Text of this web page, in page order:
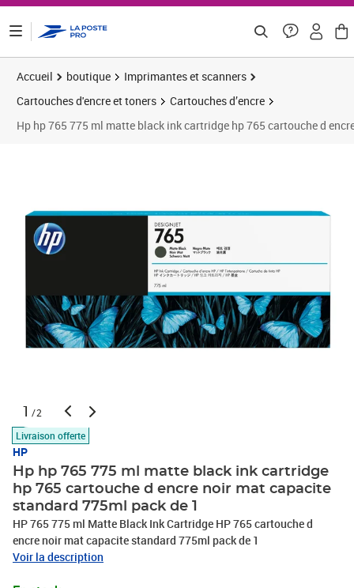
Accueil boutique
Imprimantes et scanners
Cartouches d'encre et toners
Cartouches d’encre
Hp hp 765 775 ml matte black ink cartridge hp 765 cartouche d
1 /2
Livraison offerte
HP
Hp hp 765 775 ml matte black ink cartridge
hp 765 cartouche d encre noir mat capacite
standard 775ml pack de 1
HP 765 775 ml Matte Black Ink Cartridge HP 765 cartouche d
encre noir mat capacite standard 775ml pack de 1
Voir la description